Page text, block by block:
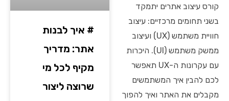
קורס עיצוב אתרים יתמקד
בשני תחומים מרכזיים: עיצוב
חוויית משתמש (UX) ועיצוב
ממשק משתמש (UI). היכרות
עם עקרונות ה-UX תאפשר
לכם להבין איך המשתמשים
מקבלים את האתר ואיך להפוך
# איך לבנות
אתר: מדריך
מקיף לכל מי
שרוצה ליצור